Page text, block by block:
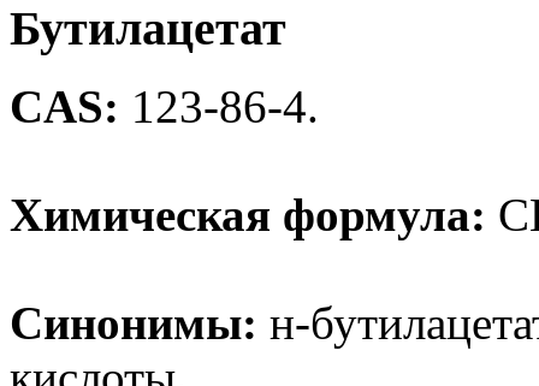
Бутилацетат
CAS: 123-86-4.
Химическая формула:
Синонимы: н-